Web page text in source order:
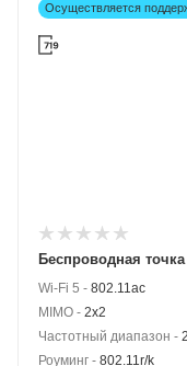
Осуществляется
Беспроводная
Wi-Fi 5 - 802.11ac
MIMO - 2x2
Частотный диапазон -
Роуминг - 802.11r/k